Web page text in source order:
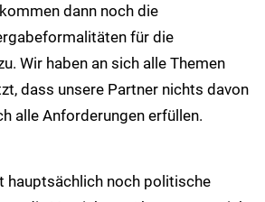
dann noch die
für die
Wir haben an sich alle Themen
dass unsere Partner nichts davon
alle Anforderungen erfüllen.
hauptsächlich noch politische